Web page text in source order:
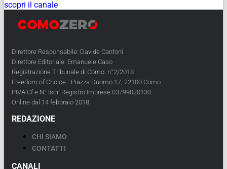
scopri il canale
Direttore Responsabile: Davide Cantoni
Direttore Editoriale: Emanuele Caso
Registrazione Tribunale di Como: n°2/2018
Freedom of Choice - Piazza Duomo 17, 22100 Como
PIVA Cf e N° Iscr. Registro Imprese 03799020130
Online dal 14 febbraio 2018
REDAZIONE
CHI SIAMO
CONTATTI
CANALI